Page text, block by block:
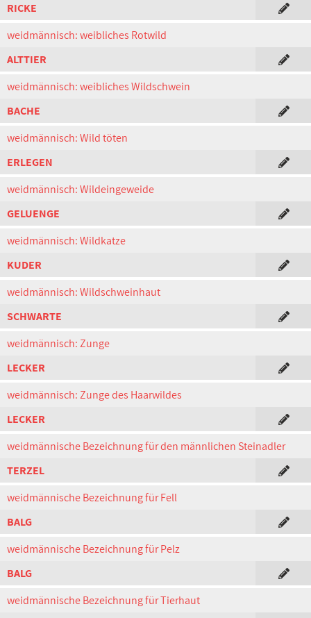
RICKE
weidmännisch: weibliches Rotwild
ALTTIER
weidmännisch: weibliches Wildschwein
BACHE
weidmännisch: Wild töten
ERLEGEN
weidmännisch: Wildeingeweide
GELUENGE
weidmännisch: Wildkatze
KUDER
weidmännisch: Wildschweinhaut
SCHWARTE
weidmännisch: Zunge
LECKER
weidmännisch: Zunge des Haarwildes
LECKER
weidmännische Bezeichnung für den männlichen Steinadler
TERZEL
weidmännische Bezeichnung für Fell
BALG
weidmännische Bezeichnung für Pelz
BALG
weidmännische Bezeichnung für Tierhaut